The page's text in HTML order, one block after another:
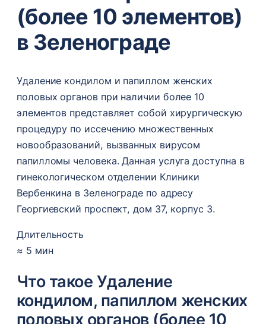
(более 10 элементов)
в Зеленограде
Удаление кондилом и папиллом женских
половых органов при наличии более 10
элементов представляет собой хирургическую
процедуру по иссечению множественных
новообразований, вызванных вирусом
папилломы человека. Данная услуга доступна в
гинекологическом отделении Клиники
Вербенкина в Зеленограде по адресу
Георгиевский проспект, дом 37, корпус 3.
Длительность
≈ 5 мин
Что такое Удаление
кондилом, папиллом женских
половых органов (более 10